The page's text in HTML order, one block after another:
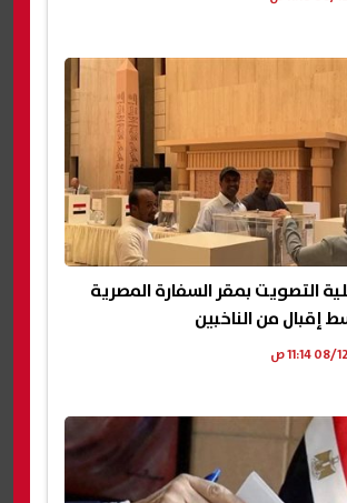
التصويت بمقر السفارة المصرية
إقبال من الناخبين